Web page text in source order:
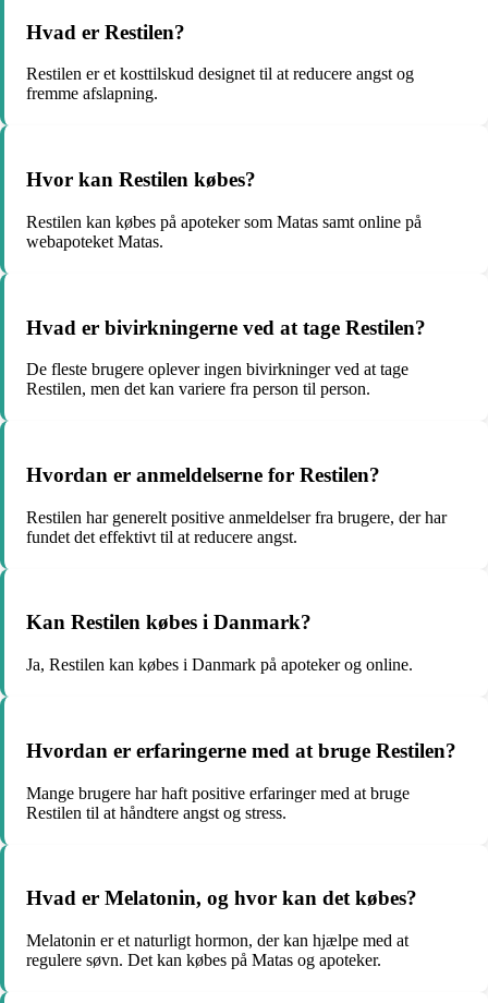
Hvad er Restilen?
Restilen er et kosttilskud designet til at reducere angst og
fremme afslapning.
Hvor kan Restilen købes?
Restilen kan købes på apoteker som Matas samt online på
webapoteket Matas.
Hvad er bivirkningerne ved at tage Restilen?
De fleste brugere oplever ingen bivirkninger ved at tage
Restilen, men det kan variere fra person til person.
Hvordan er anmeldelserne for Restilen?
Restilen har generelt positive anmeldelser fra brugere, der har
fundet det effektivt til at reducere angst.
Kan Restilen købes i Danmark?
Ja, Restilen kan købes i Danmark på apoteker og online.
Hvordan er erfaringerne med at bruge Restilen?
Mange brugere har haft positive erfaringer med at bruge
Restilen til at håndtere angst og stress.
Hvad er Melatonin, og hvor kan det købes?
Melatonin er et naturligt hormon, der kan hjælpe med at
regulere søvn. Det kan købes på Matas og apoteker.